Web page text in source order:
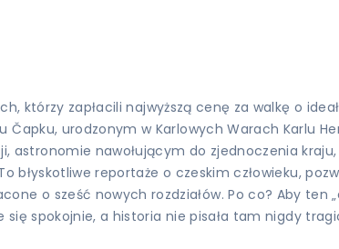
którzy zapłacili najwyższą cenę za walkę o
urodzonym w Karlowych Warach Karlu
astronomie nawołującym do zjednoczenia
błyskotliwe reportaże o czeskim człowieku,
o sześć nowych rozdziałów. Po co? Aby
spokojnie, a historia nie pisała tam nigdy